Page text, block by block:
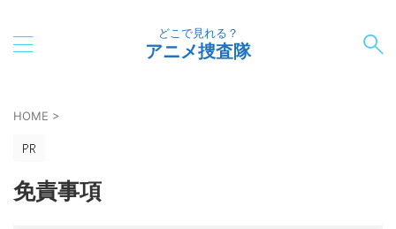
どこで見れる？
アニメ捜査隊
HOME >
免責事項